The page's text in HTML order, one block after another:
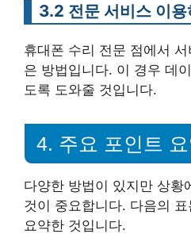
3.2 전문 서비스 이용
휴대폰 수리 전문 점에서
은 방법입니다. 이 경우 데
도록 도와줄 것입니다.
4. 주요 포인트
다양한 방법이 있지만 상황
것이 중요합니다. 다음의
요약한 것입니다.